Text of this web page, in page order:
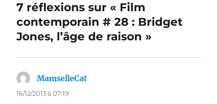
7 réflexions sur « Film
contemporain # 28 : Bridget
Jones, l’âge de raison »
MamselleCat
16/12/2013 à 07:19